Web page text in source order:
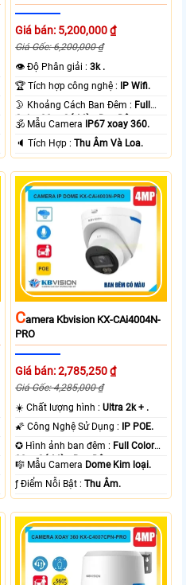
Giá bán: 5,200,000 ₫
Giá Gốc: 6,200,000 ₫
👁 Độ Phân giải :3k .
🏆 Tích hợp công nghệ : IP Wifi.
🌛 Khoảng Cách Ban Đêm : Full
Color 30m Có Màu Ban Ðêm.
🕉️ Mẫu Camera IP67 xoay 360.
️🔈 Tích Hợp :Thu Âm Và Loa.
CAmera Kbvision KX-CAi4004N-
PRO
Giá bán: 2,785,250 ₫
Giá Gốc: 4,285,000 ₫
☀️ Chất lượng hình :Ultra 2k + .
🌠 Công Nghệ Sử Dụng :
IP POE.
✪ Hình ảnh ban đêm : Full Color
30m Có Màu Ban Ðêm.
🎼️ Mẫu Camera Dome Kim loại.
️ƒ Điểm Nỗi Bật :Thu Âm.